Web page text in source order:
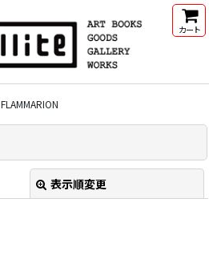
カート
FLAMMARION
表示順変更